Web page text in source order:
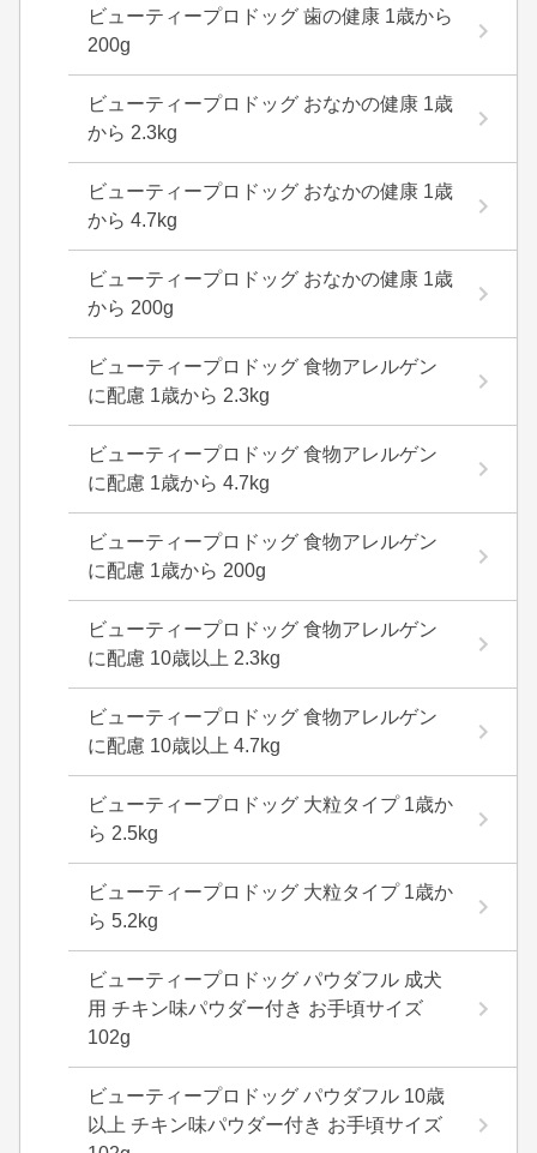
ビューティープロドッグ 歯の健康 1歳から
200g
ビューティープロドッグ おなかの健康 1歳
から 2.3kg
ビューティープロドッグ おなかの健康 1歳
から 4.7kg
ビューティープロドッグ おなかの健康 1歳
から 200g
ビューティープロドッグ 食物アレルゲン
に配慮 1歳から 2.3kg
ビューティープロドッグ 食物アレルゲン
に配慮 1歳から 4.7kg
ビューティープロドッグ 食物アレルゲン
に配慮 1歳から 200g
ビューティープロドッグ 食物アレルゲン
に配慮 10歳以上 2.3kg
ビューティープロドッグ 食物アレルゲン
に配慮 10歳以上 4.7kg
ビューティープロドッグ 大粒タイプ 1歳か
ら 2.5kg
ビューティープロドッグ 大粒タイプ 1歳か
ら 5.2kg
ビューティープロドッグ パウダフル 成犬
用 チキン味パウダー付き お手頃サイズ
102g
ビューティープロドッグ パウダフル 10歳
以上 チキン味パウダー付き お手頃サイズ